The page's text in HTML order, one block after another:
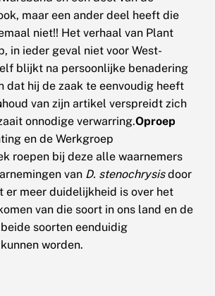
maar een ander deel heeft die
niet!! Het verhaal van Plant
in ieder geval niet voor West-
blijkt na persoonlijke benadering
dat hij de zaak te eenvoudig heeft
van zijn artikel verspreidt zich
onnodige verwarring.Oproep
en de Werkgroep
roepen bij deze alle waarnemers
van D. stenochrysisdoor
er meer duidelijkheid is over het
van die soort in ons land en de
soorten eenduidig
worden.